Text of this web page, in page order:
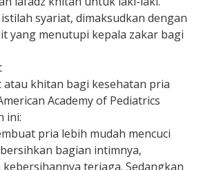
syariat, dimaksudkan dengan
yang menutupi kepala zakar bagi
khitan bagi kesehatan pria
Academy of Pediatrics
ini:
pria lebih mudah mencuci
bagian intimnya,
terjaga. Sedangkan